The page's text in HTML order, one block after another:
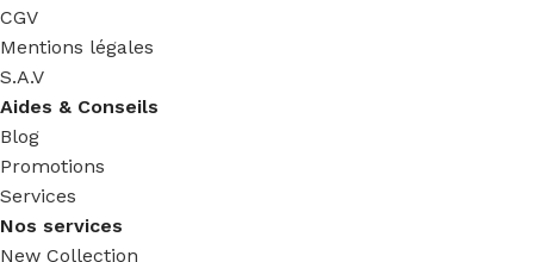
CGV
Mentions légales
S.A.V
Aides & Conseils
Blog
Promotions
Services
Nos services
New Collection